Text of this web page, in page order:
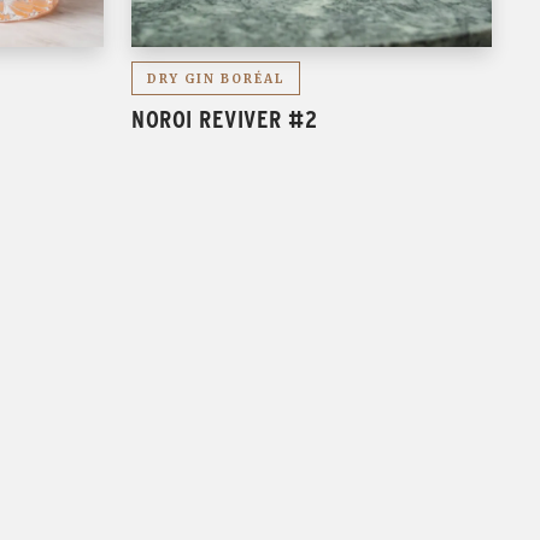
DRY GIN BORÉAL
NOROI REVIVER #2